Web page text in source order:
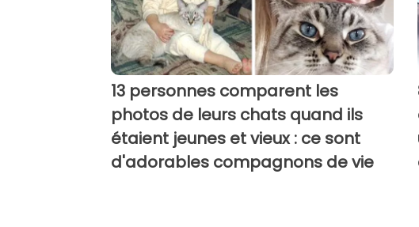
13 personnes comparent les
photos de leurs chats quand ils
étaient jeunes et vieux : ce sont
d'adorables compagnons de vie